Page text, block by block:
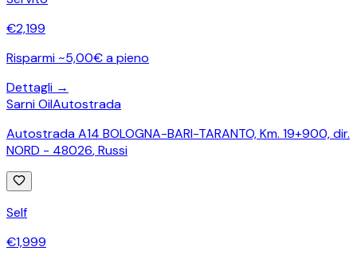
€2,199
Risparmi ~5,00€ a pieno
Dettagli →
Sarni OilAutostrada
Autostrada A14 BOLOGNA-BARI-TARANTO, Km. 19+900, dir.
NORD - 48026,Russi
Self
€1,999